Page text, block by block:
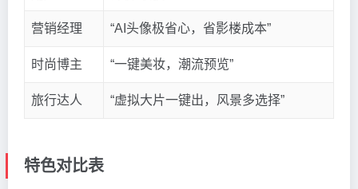
营销经理 “AI头像极省心，省影楼成本”
时尚博主 “一键美妆，潮流预览”
旅行达人 “虚拟大片一键出，风景多选择”
特色对比表